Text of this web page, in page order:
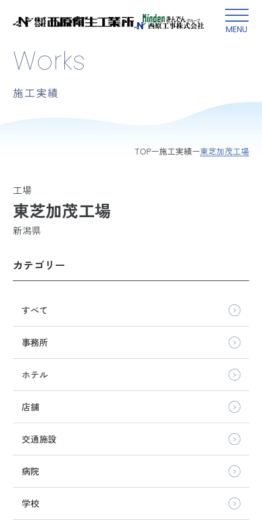
MENU
本文にスキップ
Works
施工実績
TOP 施工実績 東芝加茂工場
工場
東芝加茂工場
新潟県
カテゴリー
すべて
事務所
ホテル
店舗
交通施設
病院
学校